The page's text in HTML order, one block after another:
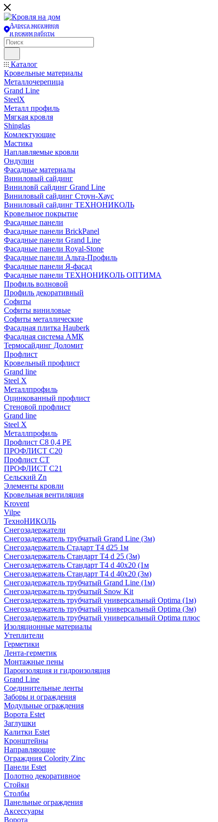
Адреса магазинов
и режим работы
Каталог
Кровельные материалы
Металлочерепица
Grand Line
SteelX
Металл профиль
Мягкая кровля
Shinglas
Комлектующие
Мастика
Наплавляемые кровли
Ондулин
Фасадные материалы
Виниловый сайдинг
Виниловй сайдинг Grand Line
Виниловый сайдинг Стоун-Хаус
Виниловый сайдинг ТЕХНОНИКОЛЬ
Кровельное покрытие
Фасадные панели
Фасадные панели BrickPanel
Фасадные панели Grand Line
Фасадные панели Royal-Stone
Фасадные панели Альта-Профиль
Фасадные панели Я-фасад
Фасадные панели ТЕХНОНИКОЛЬ ОПТИМА
Профиль волновой
Профиль декоративный
Софиты
Софиты виниловые
Софиты металлические
Фасадная плитка Hauberk
Фасадная система АМК
Термосайдинг Доломит
Профлист
Кровельный профлист
Grand line
Steel X
Металлпрофиль
Оцинкованный профлист
Стеновой профлист
Grand line
Steel X
Металлпрофиль
Профлист С8 0,4 РЕ
ПРОФЛИСТ С20
Профлист СТ
ПРОФЛИСТ С21
Сельский Zn
Элементы кровли
Кровельная вентиляция
Krovent
Vilpe
ТехноНИКОЛЬ
Снегозадержатели
Снегозадержатель трубчатый Grand Line (3м)
Снегозадержатель Стадарт Т4 d25 1м
Снегозадержатель Стандарт Т4 d 25 (3м)
Снегозадержатель Стандарт Т4 d 40х20 (1м
Снегозадержатель Стандарт Т4 d 40х20 (3м)
Снегозадержатель трубчатый Grand Line (1м)
Снегозадержатель трубчатый Snow Kit
Снегозадержатель трубчатый универсальный Optima (1м)
Снегозадержатель трубчатый универсальный Optima (3м)
Снегозадержатель трубчатый универсальный Optima плюс
Изоляционные материалы
Утеплители
Герметики
Лента-герметик
Монтажные пены
Пароизоляция и гидроизоляция
Grand Line
Соединительные ленты
Заборы и ограждения
Модульные ограждения
Ворота Estet
Заглушки
Калитки Estet
Кронштейны
Направляющие
Ограждния Colority Zinc
Панели Estet
Полотно декоративное
Стойки
Столбы
Панельные ограждения
Аксессуары
Ворота